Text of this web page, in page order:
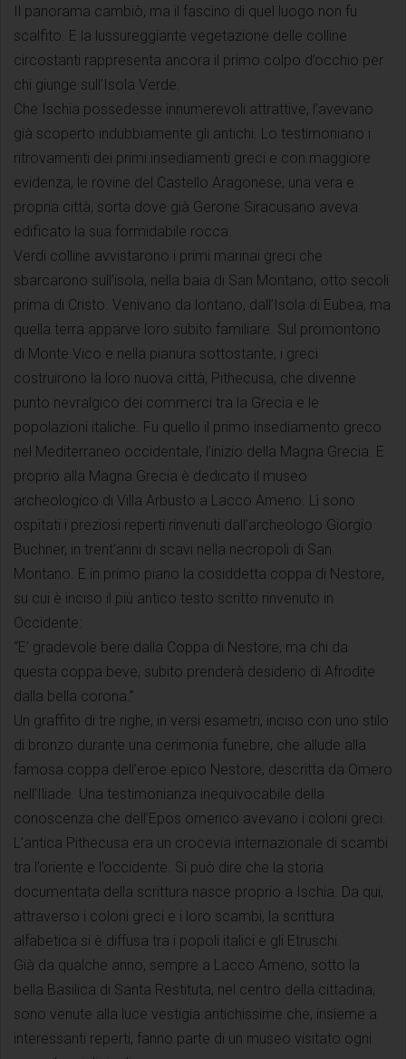
Il panorama cambiò, ma il fascino di quel luogo non fu
scalfito. E la lussureggiante vegetazione delle colline
circostanti rappresenta ancora il primo colpo d’occhio per
chi giunge sull’Isola Verde.
Che Ischia possedesse innumerevoli attrattive, l’avevano
già scoperto indubbiamente gli antichi. Lo testimoniano i
ritrovamenti dei primi insediamenti greci e con maggiore
evidenza, le rovine del Castello Aragonese, una vera e
propria città, sorta dove già Gerone Siracusano aveva
edificato la sua formidabile rocca.
Verdi colline avvistarono i primi marinai greci che
sbarcarono sull’isola, nella baia di San Montano, otto secoli
prima di Cristo. Venivano da lontano, dall’Isola di Eubea, ma
quella terra apparve loro subito familiare. Sul promontorio
di Monte Vico e nella pianura sottostante, i greci
costruirono la loro nuova città, Pithecusa, che divenne
punto nevralgico dei commerci tra la Grecia e le
popolazioni italiche. Fu quello il primo insediamento greco
nel Mediterraneo occidentale, l’inizio della Magna Grecia. E
proprio alla Magna Grecia è dedicato il museo
archeologico di Villa Arbusto a Lacco Ameno. Lì sono
ospitati i preziosi reperti rinvenuti dall’archeologo Giorgio
Buchner, in trent’anni di scavi nella necropoli di San
Montano. E in primo piano la cosiddetta coppa di Nestore,
su cui è inciso il più antico testo scritto rinvenuto in
Occidente:
“E’ gradevole bere dalla Coppa di Nestore, ma chi da
questa coppa beve, subito prenderà desiderio di Afrodite
dalla bella corona.”
Un graffito di tre righe, in versi esametri, inciso con uno stilo
di bronzo durante una cerimonia funebre, che allude alla
famosa coppa dell’eroe epico Nestore, descritta da Omero
nell’Iliade. Una testimonianza inequivocabile della
conoscenza che dell’Epos omerico avevano i coloni greci.
L’antica Pithecusa era un crocevia internazionale di scambi
tra l’oriente e l’occidente. Si può dire che la storia
documentata della scrittura nasce proprio a Ischia. Da qui,
attraverso i coloni greci e i loro scambi, la scrittura
alfabetica si è diffusa tra i popoli italici e gli Etruschi.
Già da qualche anno, sempre a Lacco Ameno, sotto la
bella Basilica di Santa Restituta, nel centro della cittadina,
sono venute alla luce vestigia antichissime che, insieme a
interessanti reperti, fanno parte di un museo visitato ogni